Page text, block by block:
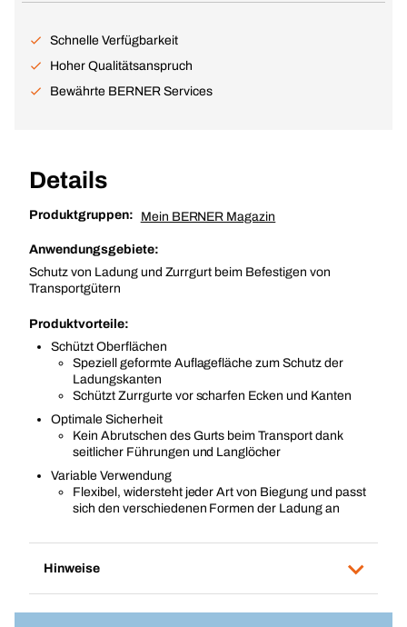
Schnelle Verfügbarkeit
Hoher Qualitätsanspruch
Bewährte BERNER Services
Details
Produktgruppen: Mein BERNER Magazin
Anwendungsgebiete:
Schutz von Ladung und Zurrgurt beim Befestigen von
Transportgütern
Produktvorteile:
Schützt Oberflächen
Speziell geformte Auflagefläche zum Schutz der
Ladungskanten
Schützt Zurrgurte vor scharfen Ecken und Kanten
Optimale Sicherheit
Kein Abrutschen des Gurts beim Transport dank
seitlicher Führungen und Langlöcher
Variable Verwendung
Flexibel, widersteht jeder Art von Biegung und passt
sich den verschiedenen Formen der Ladung an
Hinweise